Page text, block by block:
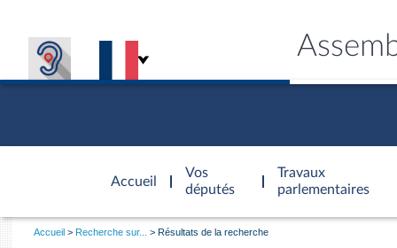
Accueil
d'accueil
Vos
députés
Travaux
parlementaires
Vous
Accueil Recherche sur... Résultats de la recherche